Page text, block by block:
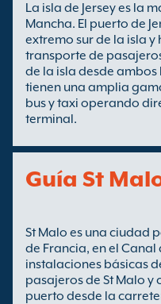
La isla de Jersey es la
Mancha. El puerto de
extremo sur de la isla
transporte de
de la isla desde
tienen una amplia
bus y taxi operando
terminal.
Guía St
St Malo es una ciudad
de Francia, en el Canal
instalaciones básicas
pasajeros de St Malo y
puerto desde la